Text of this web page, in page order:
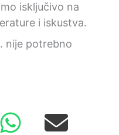
isključivo na
i iskustva.
nije potrebno